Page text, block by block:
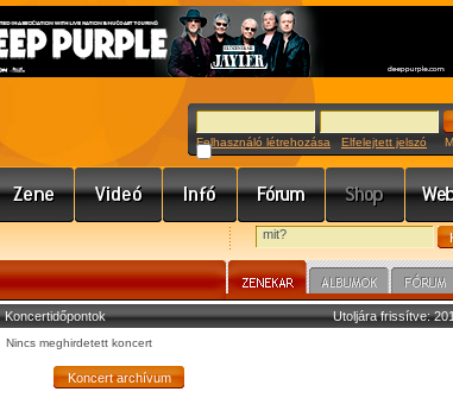
Felhasználó létrehozása Elfelejtett jelszó
Utoljára frissítve:
Koncertidőpontok
Nincs meghirdetett koncert